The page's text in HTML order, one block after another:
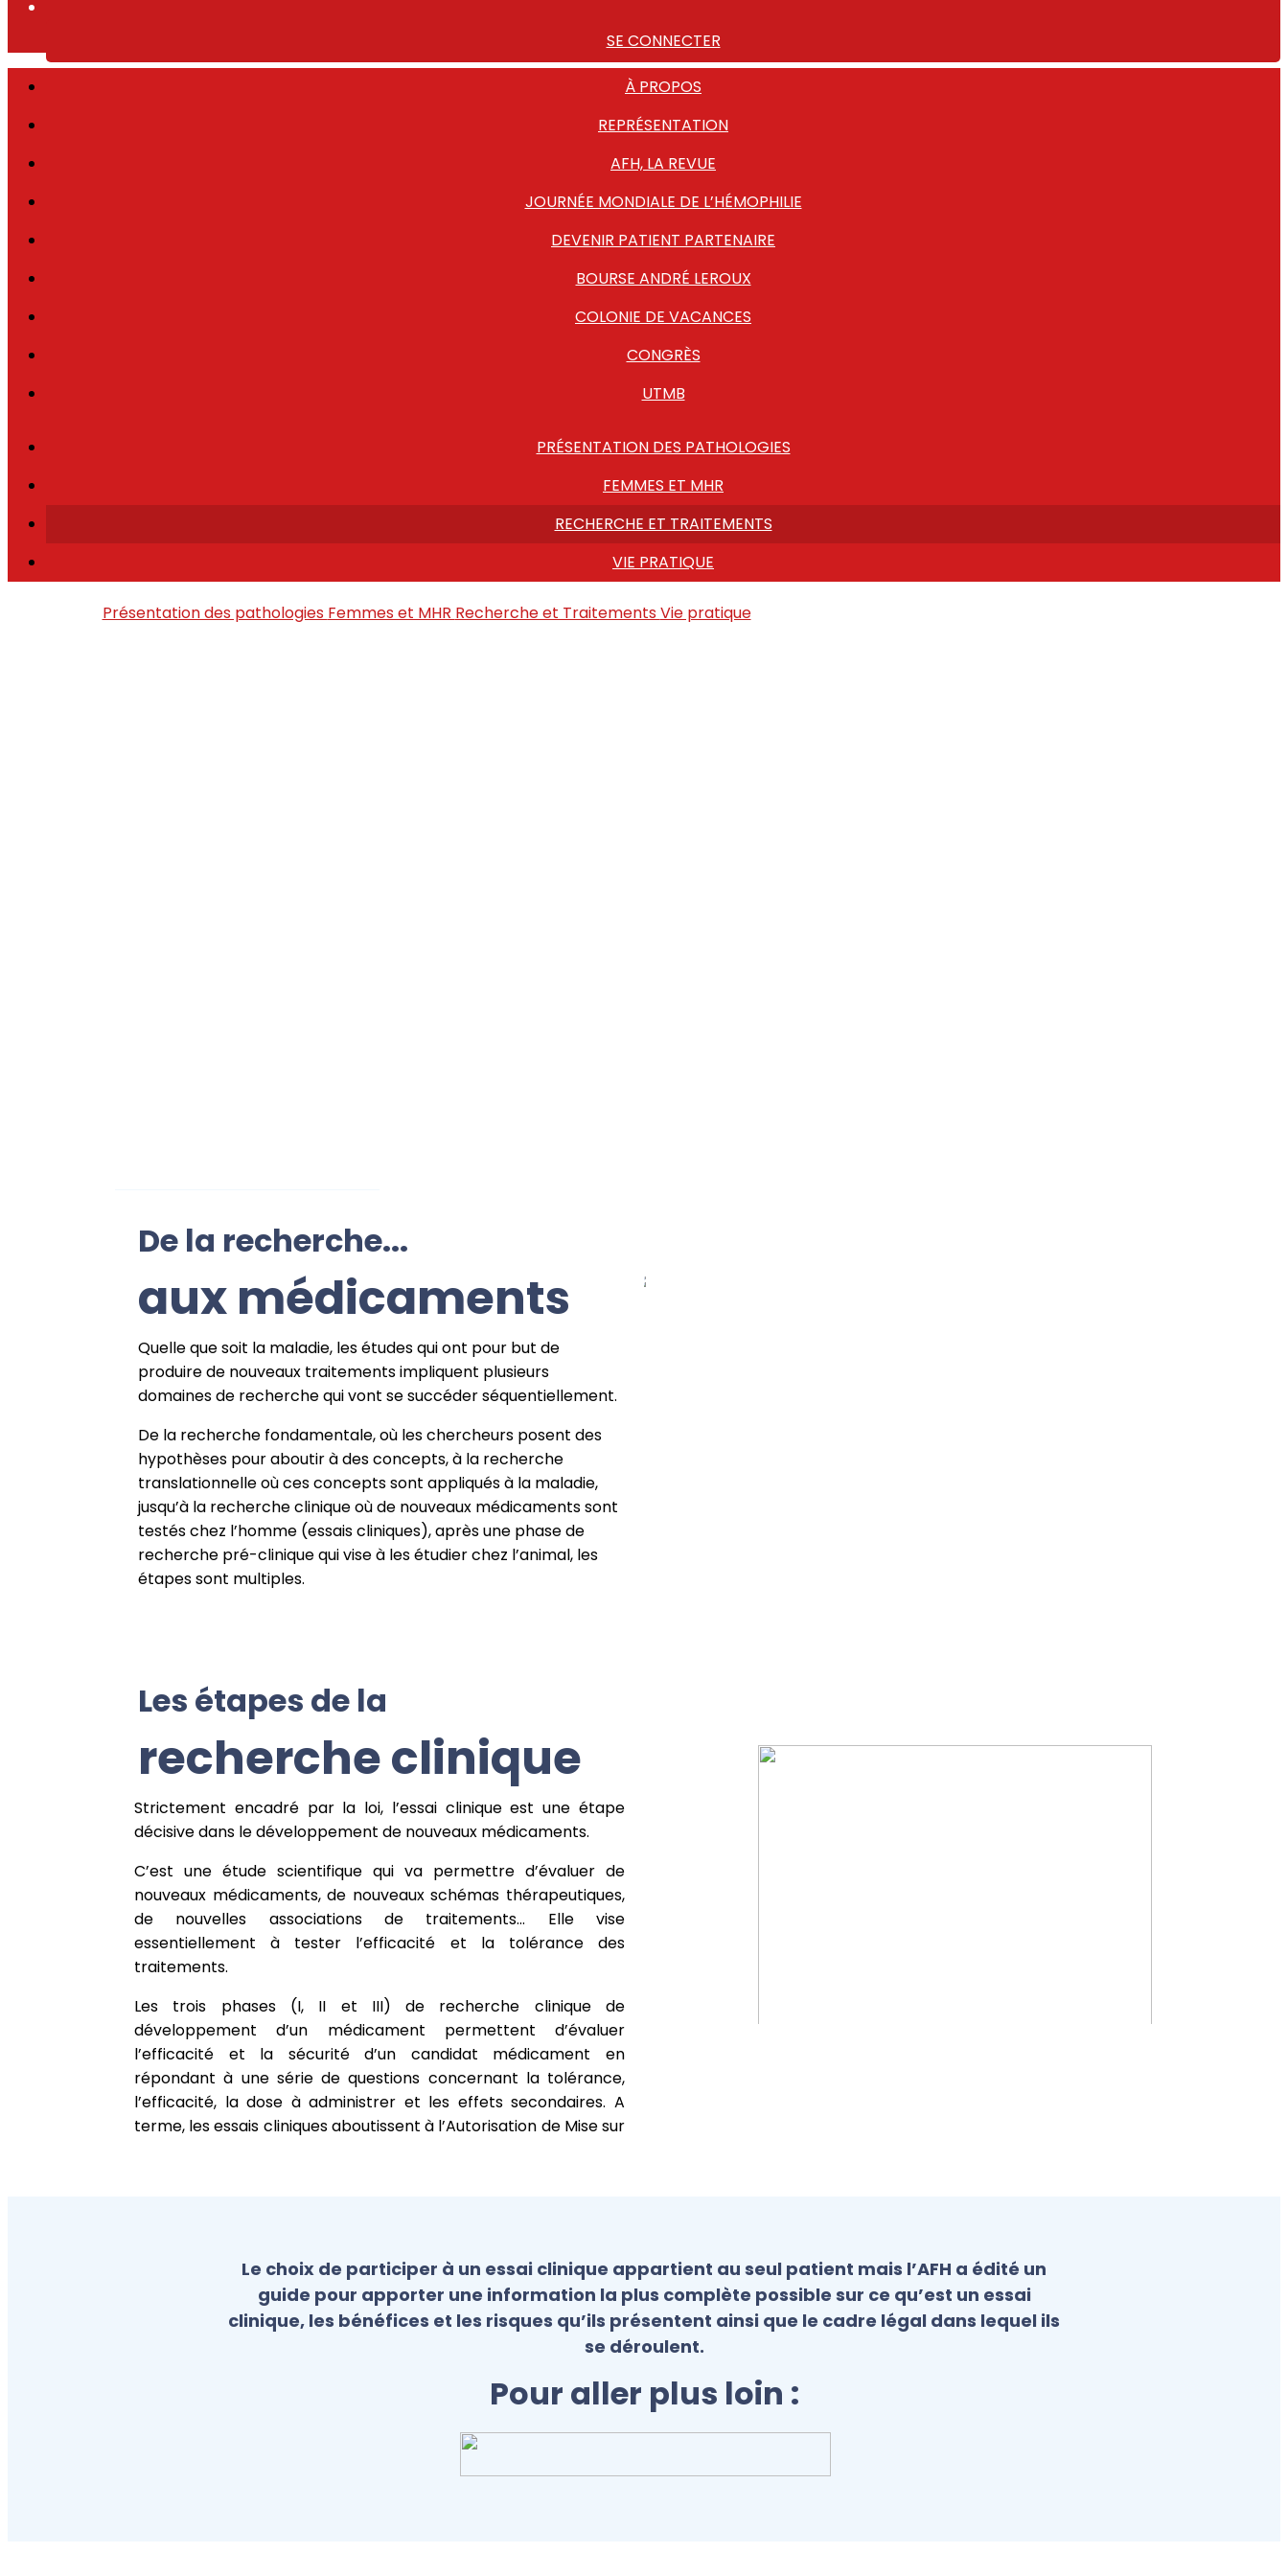
SE CONNECTER
À PROPOS
REPRÉSENTATION
AFH, LA REVUE
JOURNÉE MONDIALE DE L’HÉMOPHILIE
DEVENIR PATIENT PARTENAIRE
BOURSE ANDRÉ LEROUX
COLONIE DE VACANCES
CONGRÈS
UTMB
PRÉSENTATION DES PATHOLOGIES
FEMMES ET MHR
RECHERCHE ET TRAITEMENTS
VIE PRATIQUE
Présentation des pathologies Femmes et MHR Recherche et TraitementsVie pratique
De la recherche...
aux médicaments
Quelle que soit la maladie, les études qui ont pour but de
produire de nouveaux traitements impliquent plusieurs
domaines de recherche qui vont se succéder séquentiellement.
De la recherche fondamentale, où les chercheurs posent des
hypothèses pour aboutir à des concepts, à la recherche
translationnelle où ces concepts sont appliqués à la maladie,
jusqu’à la recherche clinique où de nouveaux médicaments sont
testés chez l’homme (essais cliniques), après une phase de
recherche pré-clinique qui vise à les étudier chez l’animal, les
étapes sont multiples.
Les étapes de la
recherche clinique
Strictement encadré par la loi, l’essai clinique est une étape
décisive dans le développement de nouveaux médicaments.
C’est une étude scientifique qui va permettre d’évaluer de
nouveaux médicaments, de nouveaux schémas thérapeutiques,
de nouvelles associations de traitements… Elle vise
essentiellement à tester l’efficacité et la tolérance des
traitements.
Les trois phases (I, II et III) de recherche clinique de
développement d’un médicament permettent d’évaluer
l’efficacité et la sécurité d’un candidat médicament en
répondant à une série de questions concernant la tolérance,
l’efficacité, la dose à administrer et les effets secondaires. A
terme, les essais cliniques aboutissent à l’Autorisation de Mise sur
Le choix de participer à un essai clinique appartient au seul patient mais l’AFH a édité un
guide pour apporter une information la plus complète possible sur ce qu’est un essai
clinique, les bénéfices et les risques qu’ils présentent ainsi que le cadre légal dans lequel ils
se déroulent.
Pour aller plus loin :